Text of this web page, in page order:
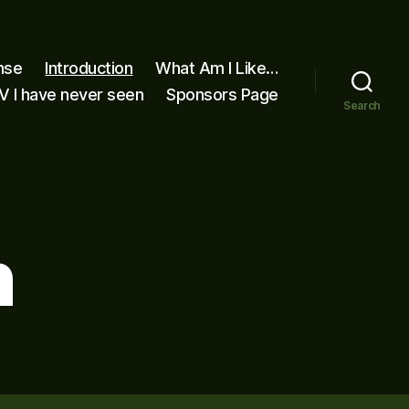
Introduction
What Am I Like…
I have never seen
Sponsors Page
Search